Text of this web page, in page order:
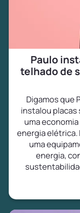
Paulo
telhado de
Digamos que
instalou placas
uma
energia elétrica.
uma
energia,